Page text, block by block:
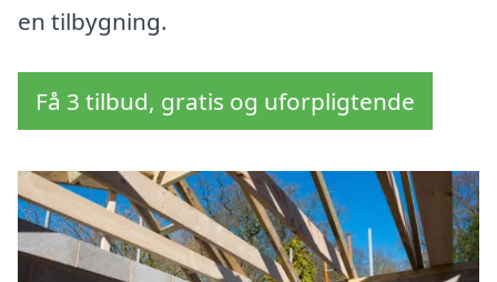
en tilbygning.
Få 3 tilbud, gratis og uforpligtende